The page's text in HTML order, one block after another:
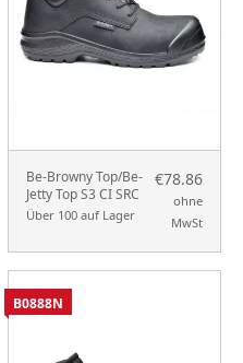
Be-Browny Top/Be-
Jetty Top S3 CI SRC
Über 100 auf Lager
€78.86
ohne
MwSt
B0888N